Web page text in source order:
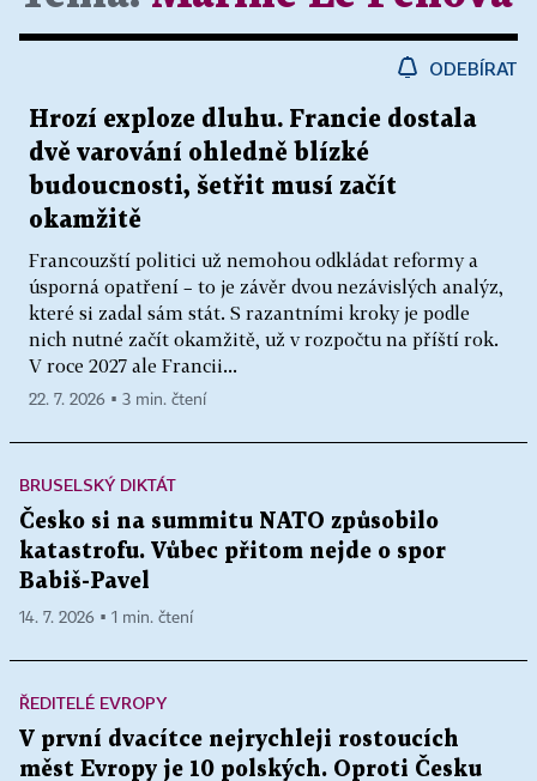
ODEBÍRAT
Hrozí exploze dluhu. Francie dostala
dvě varování ohledně blízké
budoucnosti, šetřit musí začít
okamžitě
Francouzští politici už nemohou odkládat reformy a
úsporná opatření – to je závěr dvou nezávislých analýz,
které si zadal sám stát. S razantními kroky je podle
nich nutné začít okamžitě, už v rozpočtu na příští rok.
V roce 2027 ale Francii...
22. 7. 2026 ▪ 3 min. čtení
BRUSELSKÝ DIKTÁT
Česko si na summitu NATO způsobilo
katastrofu. Vůbec přitom nejde o spor
Babiš-Pavel
14. 7. 2026 ▪ 1 min. čtení
ŘEDITELÉ EVROPY
V první dvacítce nejrychleji rostoucích
měst Evropy je 10 polských. Oproti Česku